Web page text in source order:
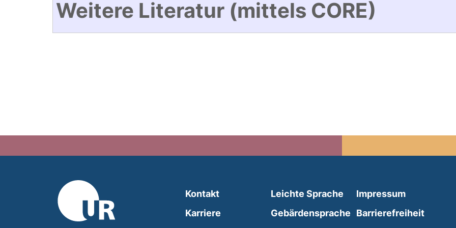
Weitere Literatur (mittels CORE)
Kontakt
Karriere
Leichte Sprache (external link, opens in a
Gebärdensprache (external link, opens in
Impressum
Barrierefreiheit